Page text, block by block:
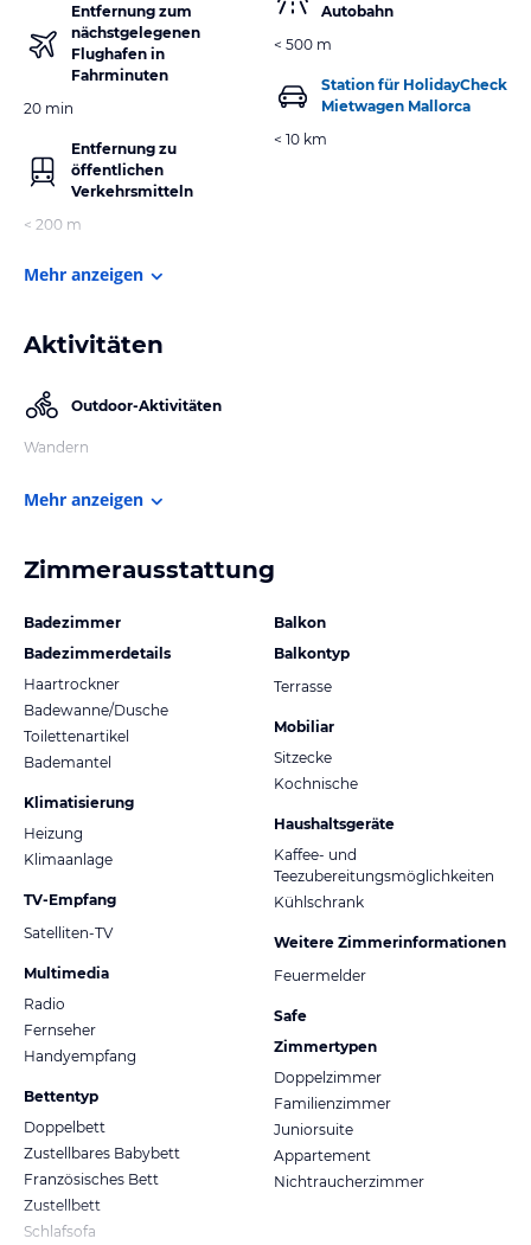
Entfernung zum
nächstgelegenen
Flughafen in
Fahrminuten
20 min
Entfernung zu
öffentlichen
Verkehrsmitteln
< 200 m
Autobahn
< 500 m
Station für HolidayCheck
Mietwagen Mallorca
< 10 km
Mehr anzeigen
Aktivitäten
Outdoor-Aktivitäten
Wandern
Mehr anzeigen
Zimmerausstattung
Badezimmer
Badezimmerdetails
Haartrockner
Badewanne/Dusche
Toilettenartikel
Bademantel
Klimatisierung
Heizung
Klimaanlage
TV-Empfang
Satelliten-TV
Multimedia
Radio
Fernseher
Handyempfang
Bettentyp
Doppelbett
Zustellbares Babybett
Französisches Bett
Zustellbett
Schlafsofa
Balkon
Balkontyp
Terrasse
Mobiliar
Sitzecke
Kochnische
Haushaltsgeräte
Kaffee- und
Teezubereitungsmöglichkeiten
Kühlschrank
Weitere Zimmerinformationen
Feuermelder
Safe
Zimmertypen
Doppelzimmer
Familienzimmer
Juniorsuite
Appartement
Nichtraucherzimmer